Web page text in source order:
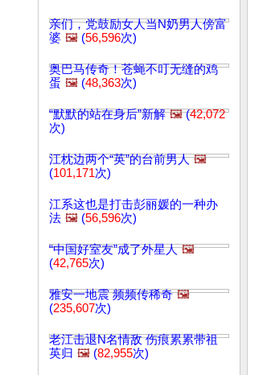
亲们，党鼓励女人当N奶男人傍富
婆 🖼️ (56,596次)
奥巴马传奇！苍蝇不叮无缝的鸡
蛋 🖼️ (48,363次)
“默默的站在身后”新解 🖼️(42,072
次)
江枕边两个“英”的台前男人 🖼️
(101,171次)
江系这也是打击彭丽媛的一种办
法 🖼️ (56,596次)
“中国好室友”成了外星人 🖼️
(42,765次)
雅安一地震 频频传稀奇 🖼️
(235,607次)
老江击退N名情敌 伤痕累累带祖
英归 🖼️ (82,955次)